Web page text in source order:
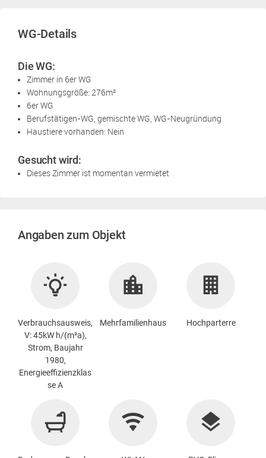
WG-Details
Die WG:
Zimmer in 6er WG
Wohnungsgröße: 276m²
6er WG
Berufstätigen-WG, gemischte WG, WG-Neugründung
Haustiere vorhanden: Nein
Gesucht wird:
Dieses Zimmer ist momentan vermietet
Angaben zum Objekt
Verbrauchsausweis,
V: 45kW h/(m²a),
Strom, Baujahr
1980,
Energieeffizienzklas
se A
Mehrfamilienhaus Hochparterre